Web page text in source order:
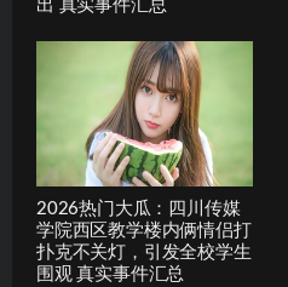
出 真实事件汇总
2026热门大瓜：四川传媒
学院西区教学楼内俩情侣打
扑克不关灯，引发全校学生
围观 真实事件汇总